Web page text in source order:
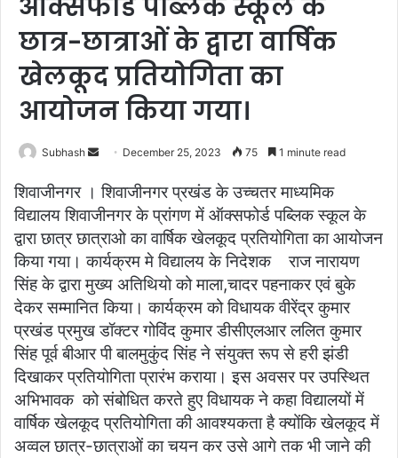
ऑक्सफोर्ड पब्लिक स्कूल के
छात्र-छात्राओं के द्वारा वार्षिक
खेलकूद प्रतियोगिता का
आयोजन किया गया।
Subhash
n
d
a
n
e
m
a
December 25, 2023 75 1 minute read
शिवाजीनगर । शिवाजीनगर प्रखंड के उच्चतर माध्यमिक
विद्यालय शिवाजीनगर के प्रांगण में ऑक्सफोर्ड पब्लिक स्कूल के
द्वारा छात्र छात्राओ का वार्षिक खेलकूद प्रतियोगिता का आयोजन
किया गया। कार्यक्रम मे विद्यालय के निदेशक
राज नारायण
सिंह के द्वारा मुख्य अतिथियो को माला,चादर पहनाकर एवं बुके
देकर सम्मानित किया। कार्यक्रम को विधायक वीरेंद्र कुमार
प्रखंड प्रमुख डॉक्टर गोविंद कुमार डीसीएलआर ललित कुमार
सिंह पूर्व बीआर पी बालमुकुंद सिंह ने संयुक्त रूप से हरी झंडी
दिखाकर प्रतियोगिता प्रारंभ कराया। इस अवसर पर उपस्थित
अभिभावक को संबोधित करते हुए विधायक ने कहा विद्यालयों में
वार्षिक खेलकूद प्रतियोगिता की आवश्यकता है क्योंकि खेलकूद में
अव्वल छात्र-छात्राओं का चयन कर उसे आगे तक भी जाने की